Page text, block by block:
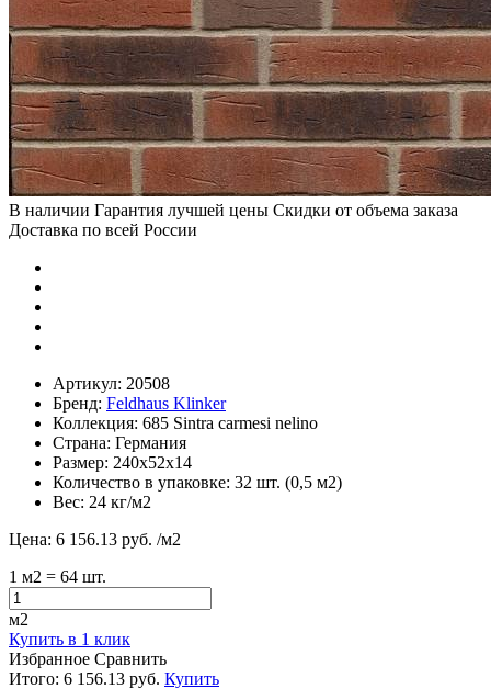
В наличии Гарантия лучшей цены Скидки от объема заказа
Доставка по всей России
Артикул: 20508
Бренд: Feldhaus Klinker
Коллекция: 685 Sintra carmesi nelino
Страна: Германия
Размер: 240х52х14
Количество в упаковке: 32 шт. (0,5 м2)
Вес: 24 кг/м2
Цена: 6 156.13 руб. /м2
1 м2 = 64 шт.
м2
Купить в 1 клик
Избранное Сравнить
Итого: 6 156.13 руб. Купить